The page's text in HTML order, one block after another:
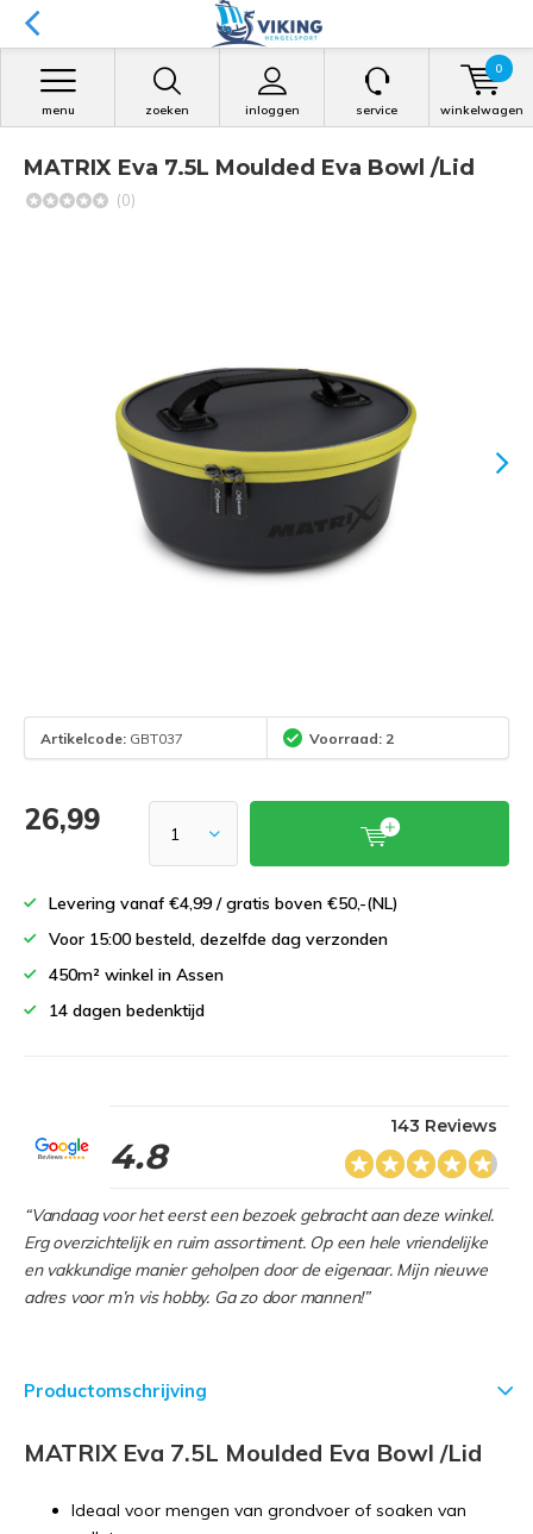
zoeken inloggen
menu service winkelwagen
0
MATRIX Eva 7.5L Moulded Eva Bowl /Lid
(0)
Artikelcode: GBT037 Voorraad: 2
26,99
Levering vanaf €4,99 / gratis boven €50,-(NL)
Voor 15:00 besteld, dezelfde dag verzonden
450m² winkel in Assen
14 dagen bedenktijd
4.8
143 Reviews
“Vandaag voor het eerst een bezoek gebracht aan deze winkel.
Erg overzichtelijk en ruim assortiment. Op een hele vriendelijke
en vakkundige manier geholpen door de eigenaar. Mijn nieuwe
adres voor m’n vis hobby. Ga zo door mannen!”
Productomschrijving
MATRIX Eva 7.5L Moulded Eva Bowl /Lid
Ideaal voor mengen van grondvoer of soaken van